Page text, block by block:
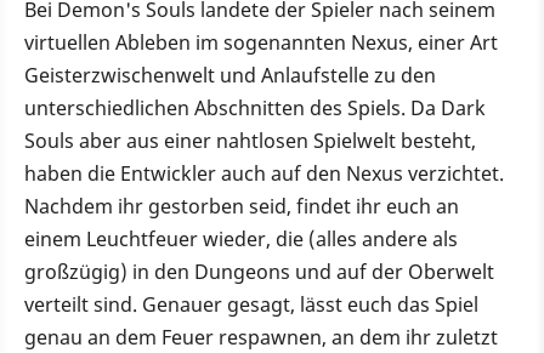
Bei Demon's Souls landete der Spieler nach seinem
virtuellen Ableben im sogenannten Nexus, einer Art
Geisterzwischenwelt und Anlaufstelle zu den
unterschiedlichen Abschnitten des Spiels. Da Dark
Souls aber aus einer nahtlosen Spielwelt besteht,
haben die Entwickler auch auf den Nexus verzichtet.
Nachdem ihr gestorben seid, findet ihr euch an
einem Leuchtfeuer wieder, die (alles andere als
großzügig) in den Dungeons und auf der Oberwelt
verteilt sind. Genauer gesagt, lässt euch das Spiel
genau an dem Feuer respawnen, an dem ihr zuletzt